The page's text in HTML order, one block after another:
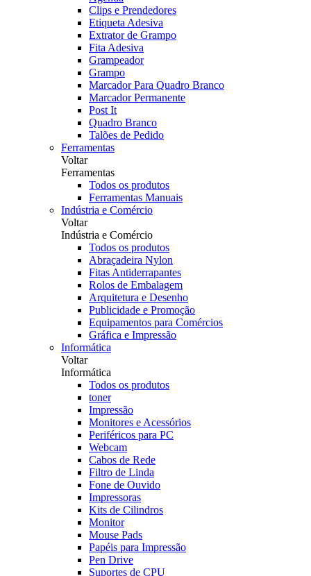
Clips e Prendedores
Etiqueta Adesiva
Extrator de Grampo
Fita Adesiva
Grampeador
Grampo
Marcador Para Quadro Branco
Marcador Permanente
Post It
Quadro Branco
Talões de Pedido
Ferramentas
Voltar
Ferramentas
Todos os produtos
Ferramentas Manuais
Indústria e Comércio
Voltar
Indústria e Comércio
Todos os produtos
Abraçadeira Nylon
Fitas Antiderrapantes
Rolos de Embalagem
Arquitetura e Desenho
Publicidade e Promoção
Equipamentos para Comércios
Gráfica e Impressão
Informática
Voltar
Informática
Todos os produtos
toner
Impressão
Monitores e Acessórios
Periféricos para PC
Webcam
Cabos de Rede
Filtro de Linda
Fone de Ouvido
Impressoras
Kits de Cilindros
Monitor
Mouse Pads
Papéis para Impressão
Pen Drive
Suportes de CPU